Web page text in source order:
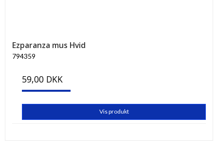
Ezparanza mus Hvid
794359
59,00 DKK
Vis produkt